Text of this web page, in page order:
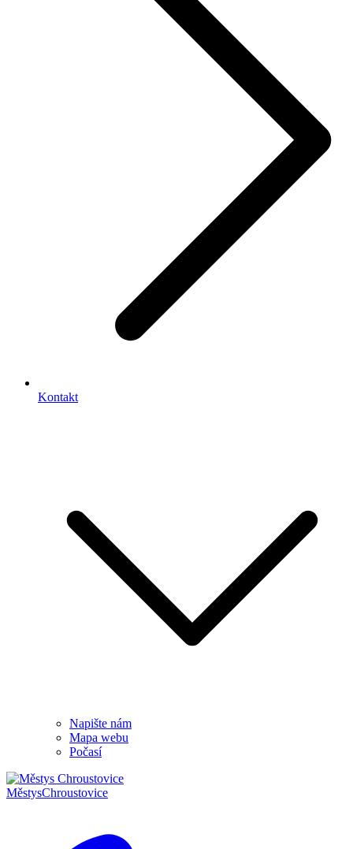
Kontakt
Napište nám
Mapa webu
Počasí
MěstysChroustovice